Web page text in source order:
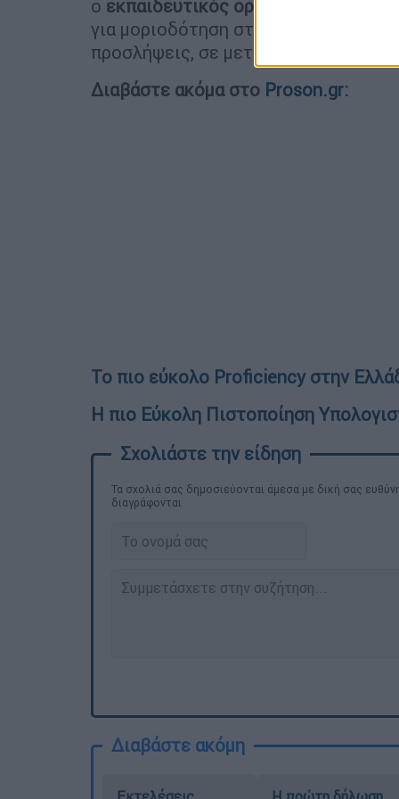
ο εκπαιδευτικός οργανισμός
για μοριοδότηση στο δημόσιο, σε
προσλήψεις, σε μεταπτυχιακά κλπ.
Διαβάστε ακόμα στο Proson.gr:
Το πιο εύκολο Proficiency στην
Η πιο Εύκολη Πιστοποίηση
Τα σχολιά σας δημοσιεύονται άμεσα με δική σας
διαγράφονται
Διαβάστε ακόμη